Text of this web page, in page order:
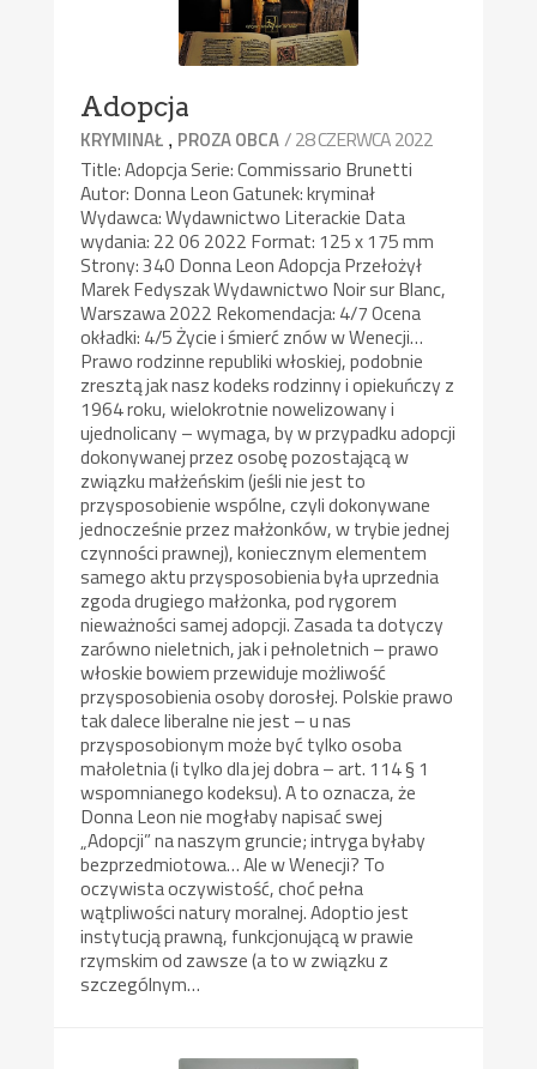
Adopcja
KRYMINAŁ , PROZA OBCA/ 28 CZERWCA 2022
Title: Adopcja Serie: Commissario Brunetti
Autor: Donna Leon Gatunek: kryminał
Wydawca: Wydawnictwo Literackie Data
wydania: 22 06 2022 Format: 125 x 175 mm
Strony: 340 Donna Leon Adopcja Przełożył
Marek Fedyszak Wydawnictwo Noir sur Blanc,
Warszawa 2022 Rekomendacja: 4/7 Ocena
okładki: 4/5 Życie i śmierć znów w Wenecji…
Prawo rodzinne republiki włoskiej, podobnie
zresztą jak nasz kodeks rodzinny i opiekuńczy z
1964 roku, wielokrotnie nowelizowany i
ujednolicany – wymaga, by w przypadku adopcji
dokonywanej przez osobę pozostającą w
związku małżeńskim (jeśli nie jest to
przysposobienie wspólne, czyli dokonywane
jednocześnie przez małżonków, w trybie jednej
czynności prawnej), koniecznym elementem
samego aktu przysposobienia była uprzednia
zgoda drugiego małżonka, pod rygorem
nieważności samej adopcji. Zasada ta dotyczy
zarówno nieletnich, jak i pełnoletnich – prawo
włoskie bowiem przewiduje możliwość
przysposobienia osoby dorosłej. Polskie prawo
tak dalece liberalne nie jest – u nas
przysposobionym może być tylko osoba
małoletnia (i tylko dla jej dobra – art. 114 § 1
wspomnianego kodeksu). A to oznacza, że
Donna Leon nie mogłaby napisać swej
„Adopcji” na naszym gruncie; intryga byłaby
bezprzedmiotowa… Ale w Wenecji? To
oczywista oczywistość, choć pełna
wątpliwości natury moralnej. Adoptio jest
instytucją prawną, funkcjonującą w prawie
rzymskim od zawsze (a to w związku z
szczególnym…